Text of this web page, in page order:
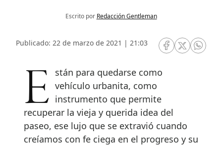
Escrito por Redacción Gentleman
Publicado: 22 de marzo de 2021 | 21:03
RRSS Facebook
RRSSRRSS
Están para quedarse como vehículo urbanita, como
instrumento que permite
recuperar la vieja y querida idea del
paseo, ese lujo que se extravió cuando
creíamos con fe ciega en el progreso y su